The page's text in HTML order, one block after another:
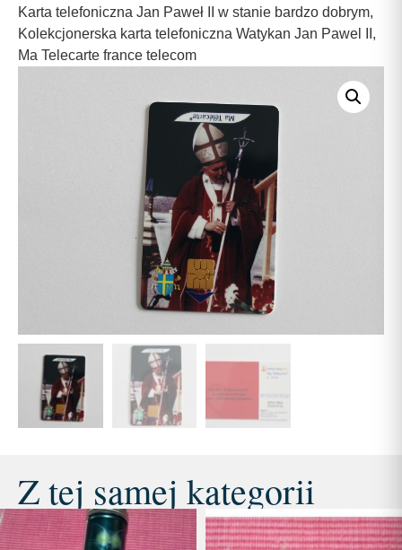
Karta telefoniczna Jan Paweł II w stanie bardzo dobrym,
Kolekcjonerska karta telefoniczna Watykan Jan Pawel II ,
Ma Telecarte france telecom
Z tej samej kategorii